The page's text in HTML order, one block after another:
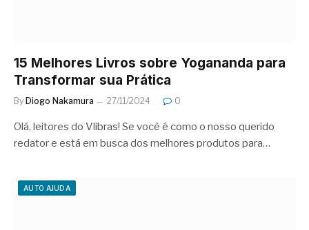
15 Melhores Livros sobre Yogananda para
Transformar sua Prática
By Diogo Nakamura 27/11/2024 0
Olá, leitores do Vlibras! Se você é como o nosso querido
redator e está em busca dos melhores produtos para…
AUTO AJUDA